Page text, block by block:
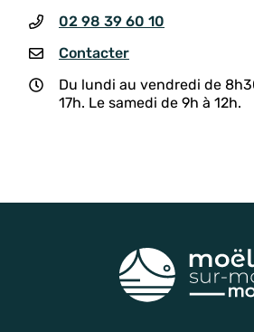
02 98 39 60 10
Contacter
Du lundi au vendredi de
17h. Le samedi de 9h à 12h.